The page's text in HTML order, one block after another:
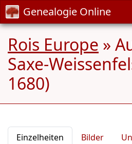
Genealogie Online
Rois Europe »
Saxe-
1680)
Einzelheiten Bilder